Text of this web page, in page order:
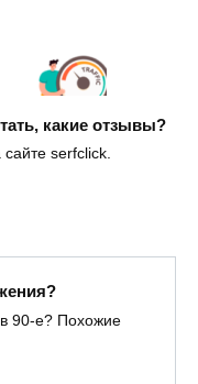
какие отзывы?
serfclick.
90-е? Похожие